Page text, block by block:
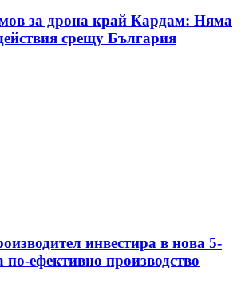
за дрона край Кардам: Няма
срещу България
инвестира в нова 5-
ефективно производство